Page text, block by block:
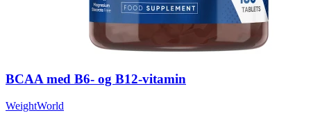
BCAA med B6- og B12-vitamin
WeightWorld